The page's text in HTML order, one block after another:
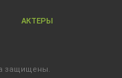
АКТЕРЫ
защищены.